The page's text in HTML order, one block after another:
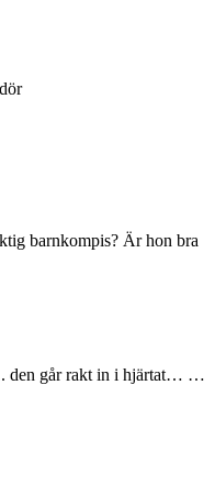
barnkompis? Är hon bra
den går rakt in i hjärtat… …